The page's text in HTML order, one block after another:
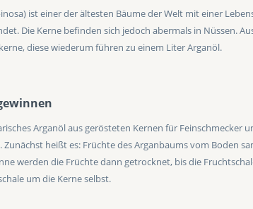
ist einer der ältesten Bäume der Welt mit einer
Die Kerne befinden sich jedoch abermals in Nüssen.
diese wiederum führen zu einem Liter Arganöl.
Arganöl aus gerösteten Kernen für
heißt es: Früchte des Arganbaums vom Boden
werden die Früchte dann getrocknet, bis die
um die Kerne selbst.